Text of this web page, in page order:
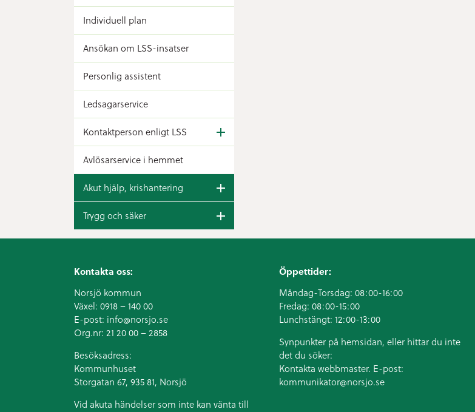
Individuell plan
Ansökan om LSS-insatser
Personlig assistent
Ledsagarservice
Kontaktperson enligt LSS
Avlösarservice i hemmet
Akut hjälp, krishantering
Trygg och säker
Kontakta oss:
Norsjö kommun
Växel: 0918 – 140 00
E-post: info@norsjo.se
Org.nr: 21 20 00 – 2858
Besöksadress:
Kommunhuset
Storgatan 67, 935 81, Norsjö
Vid akuta händelser som inte kan vänta till
Öppettider:
Måndag-Torsdag: 08:00-16:00
Fredag: 08:00-15:00
Lunchstängt: 12:00-13:00
Synpunkter på hemsidan, eller hittar du inte
det du söker:
Kontakta webbmaster. E-post:
kommunikator@norsjo.se